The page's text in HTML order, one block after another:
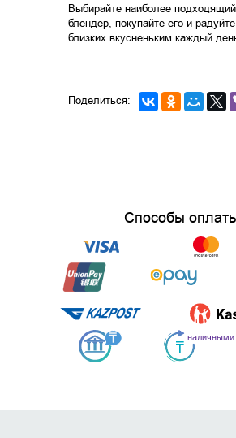
Выбирайте наиболее
блендер, покупайте его и
близких вкусненьким каждый
Поделиться:
Способы